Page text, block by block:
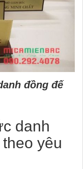
đồng đế
danh
yêu